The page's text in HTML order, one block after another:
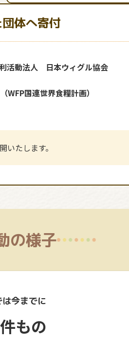
体へ寄付
活動法人 日本ウィグル協会
WFP国連世界食糧計画）
たします。
の様子
今までに
もの